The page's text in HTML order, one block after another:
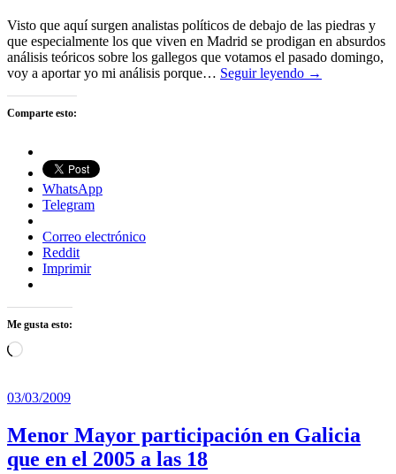
Visto que aquí surgen analistas políticos de debajo de las piedras y
que especialmente los que viven en Madrid se prodigan en absurdos
análisis teóricos sobre los gallegos que votamos el pasado domingo,
voy a aportar yo mi análisis porque… Seguir leyendo →
Comparte esto:
WhatsApp
Telegram
Correo electrónico
Reddit
Imprimir
Me gusta esto:
Cargando...
03/03/2009
Menor Mayor participación en Galicia
que en el 2005 a las 18